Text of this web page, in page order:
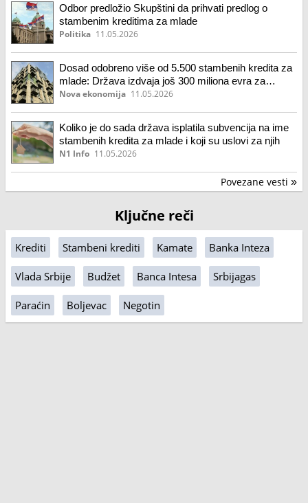
Odbor predložio Skupštini da prihvati predlog o
stambenim kreditima za mlade
Politika 11.05.2026
Dosad odobreno više od 5.500 stambenih kredita za
mlade: Država izdvaja još 300 miliona evra za
subvencionisanje
Nova ekonomija 11.05.2026
Koliko je do sada država isplatila subvencija na ime
stambenih kredita za mlade i koji su uslovi za njih
N1 Info 11.05.2026
Povezane vesti »
Ključne reči
Krediti Stambeni krediti Kamate Banka Inteza
Vlada Srbije Budžet Banca Intesa Srbijagas
Paraćin Boljevac Negotin